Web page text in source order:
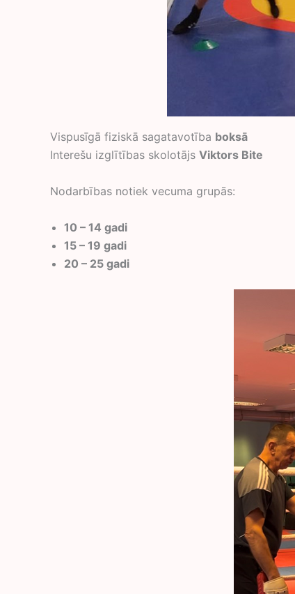
Vispusīgā fiziskā sagatavotība boksā
Interešu izglītības skolotājs Viktors Bite
Nodarbības notiek vecuma grupās:
10 – 14 gadi
15 – 19 gadi
20 – 25 gadi